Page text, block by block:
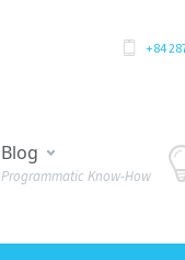
+84
Blog
Programmatic Know-How